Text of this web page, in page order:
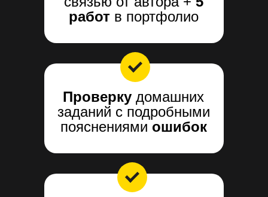
работв портфолио
Проверку домашних
заданий с подробными
пояснениями ошибок